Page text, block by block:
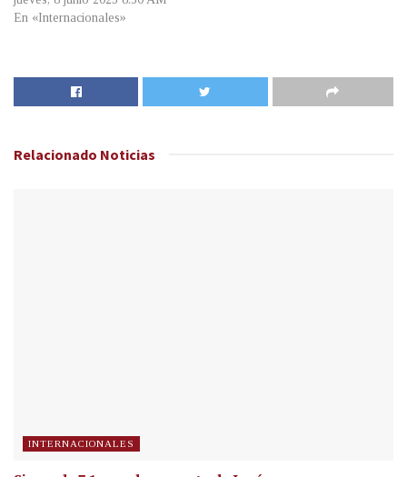
En «Internacionales»
Relacionado Noticias
INTERNACIONALES